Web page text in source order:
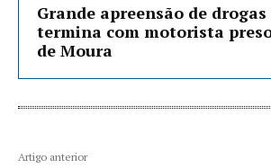
Grande apreensão de drogas
termina com motorista
de Moura
Artigo anterior